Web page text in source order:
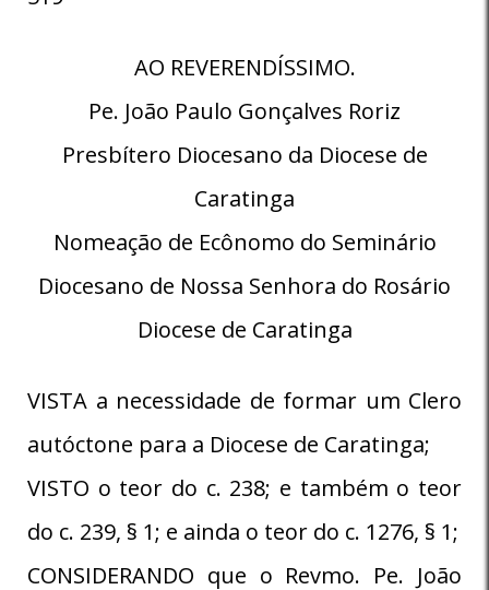
AO REVERENDÍSSIMO.
Pe. João Paulo Gonçalves Roriz
Presbítero Diocesano da Diocese de
Caratinga
Nomeação de Ecônomo do Seminário
Diocesano de Nossa Senhora do Rosário
Diocese de Caratinga
VISTA a necessidade de formar um Clero
autóctone para a Diocese de Caratinga;
VISTO o teor do c. 238; e também o teor
do c. 239, § 1; e ainda o teor do c. 1276, § 1;
CONSIDERANDO que o Revmo. Pe. João